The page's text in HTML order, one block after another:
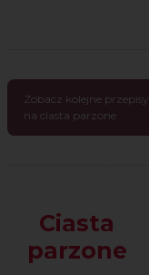
Zobacz kolejne przepisy
na ciasta parzone
Ciasta
parzone